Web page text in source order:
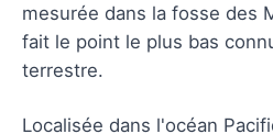
mesurée dans la fosse des
fait le point le plus bas
terrestre.
Localisée dans l'océan